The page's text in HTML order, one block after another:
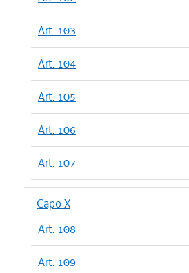
Art. 103
Art. 104
Art. 105
Art. 106
Art. 107
Capo X
Art. 108
Art. 109